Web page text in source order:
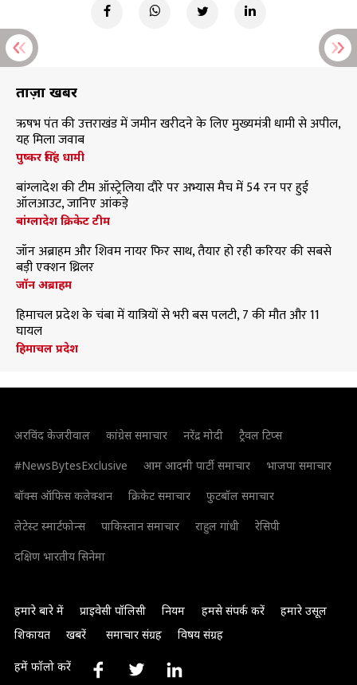
ताज़ा खबरें
ऋषभ पंत की उत्तराखंड में जमीन खरीदने के लिए मुख्यमंत्री धामी से अपील,
यह मिला जवाब
पुष्कर सिंह धामी
बांग्लादेश की टीम ऑस्ट्रेलिया दौरे पर अभ्यास मैच में 54 रन पर हुई
ऑलआउट, जानिए आंकड़े
बांग्लादेश क्रिकेट टीम
जॉन अब्राहम और शिवम नायर फिर साथ, तैयार हो रही करियर की सबसे
बड़ी एक्शन थ्रिलर
जॉन अब्राहम
हिमाचल प्रदेश के चंबा में यात्रियों से भरी बस पलटी, 7 की मौत और 11
घायल
हिमाचल प्रदेश
अरविंद केजरीवाल कांग्रेस समाचार नरेंद्र मोदी
ट्रैवल टिप्स
#NewsBytesExclusive
आम आदमी पार्टी समाचार
भाजपा समाचार
बॉक्स ऑफिस कलेक्शन
क्रिकेट समाचार
फुटबॉल समाचार
लेटेस्ट स्मार्टफोन्स
पाकिस्तान समाचार राहुल गांधी
रेसिपी
दक्षिण भारतीय सिनेमा
हमारे बारे में प्राइवेसी पॉलिसी नियम हमसे संपर्क करें
हमारे उसूल
शिकायत
खबरें समाचार संग्रह विषय संग्रह
हमें फॉलो करें